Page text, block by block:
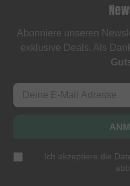
Abonniere unseren
exklusive Deals. Als
Ich akzeptiere die